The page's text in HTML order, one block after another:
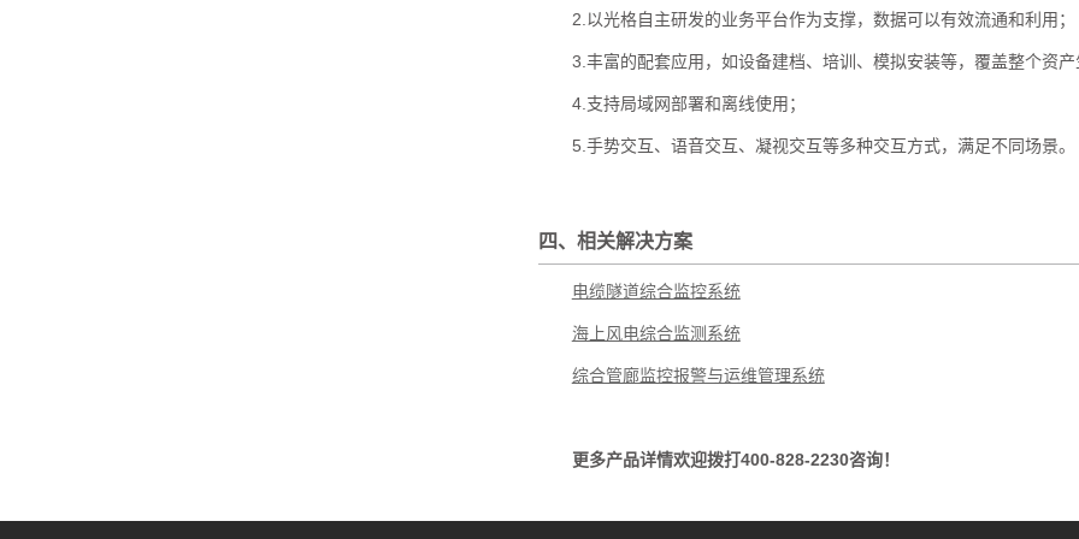
2.以光格自主研发的业务平台作为支撑，数据可以有效流通和利用；
3.丰富的配套应用，如设备建档、培训、模拟安装等，覆盖整个资产
4.支持局域网部署和离线使用；
5.手势交互、语音交互、凝视交互等多种交互方式，满足不同场景。
四、相关解决方案
电缆隧道综合监控系统
海上风电综合监测系统
综合管廊监控报警与运维管理系统
更多产品详情欢迎拨打400-828-2230咨询！